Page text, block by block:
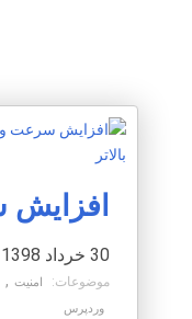
30 خرداد 1398
موضوعات: امنیت ,
وردپرس